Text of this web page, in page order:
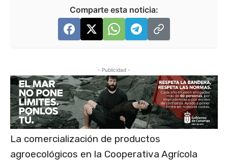
Comparte esta noticia:
- Publicidad -
La comercialización de productos
agroecológicos en la Cooperativa Agrícola